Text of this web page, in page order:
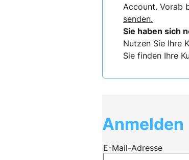
Account. Vorab
senden.
Sie haben sich
Nutzen Sie Ihre
Sie finden Ihre
Anmelden